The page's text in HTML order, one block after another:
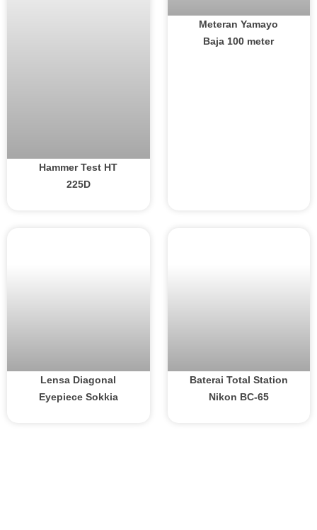
Hammer Test HT
225D
Meteran Yamayo
Baja 100 meter
Lensa Diagonal
Eyepiece Sokkia
Baterai Total Station
Nikon BC-65